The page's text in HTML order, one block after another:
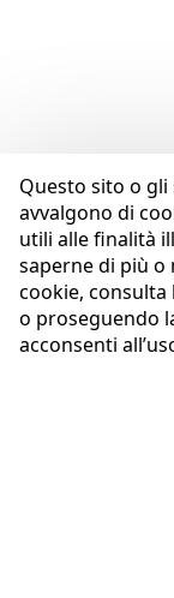
Questo sito o
avvalgono di
utili alle finalità
saperne di più o
cookie, consulta
o proseguendo
acconsenti